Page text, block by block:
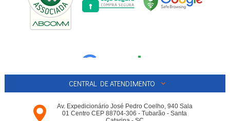
CENTRAL DE ATENDIMENTO
Av. Expedicionário José Pedro Coelho, 940 Sala
01 Centro CEP 88704-306 - Tubarão - Santa